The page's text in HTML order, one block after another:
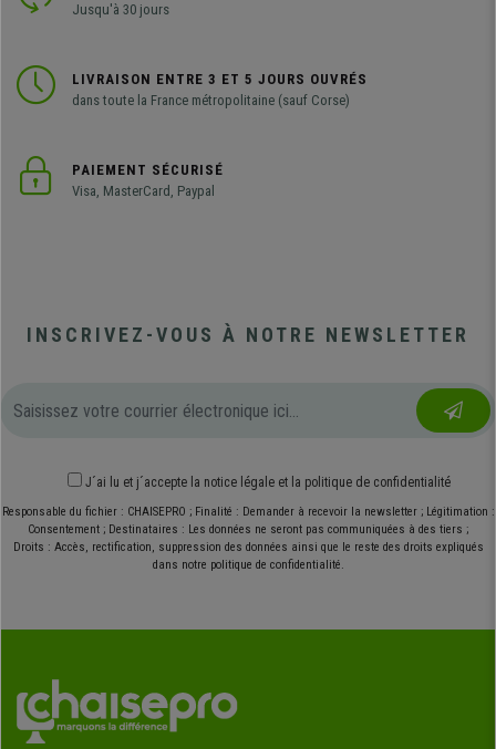
Jusqu'à 30 jours
LIVRAISON ENTRE 3 ET 5 JOURS OUVRÉS
dans toute la France métropolitaine (sauf Corse)
PAIEMENT SÉCURISÉ
Visa, MasterCard, Paypal
INSCRIVEZ-VOUS À NOTRE NEWSLETTER
J´ai lu et j´accepte la notice légale et la politique de confidentialité
Responsable du fichier : CHAISEPRO ; Finalité : Demander à recevoir la newsletter ; Légitimation :
Consentement ; Destinataires : Les données ne seront pas communiquées à des tiers ;
Droits : Accès, rectification, suppression des données ainsi que le reste des droits expliqués
dans notre politique de confidentialité.